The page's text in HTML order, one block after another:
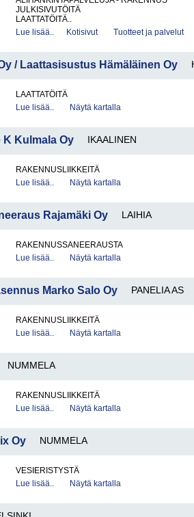
JULKISIVUTÖITÄ
LAATTATÖITÄ..
Lue lisää..
Kotisivut Tuotteet ja palvelut
/ Laattasisustus Hämäläinen Oy
LAATTATÖITÄ
Lue lisää..
Näytä kartalla
K Kulmala Oy IKAALINEN
RAKENNUSLIIKKEITÄ
Lue lisää..
Näytä kartalla
Rajamäki Oy LAIHIA
RAKENNUSSANEERAUSTA
Lue lisää..
Näytä kartalla
Marko Salo Oy PANELIA AS
RAKENNUSLIIKKEITÄ
Lue lisää..
Näytä kartalla
NUMMELA
RAKENNUSLIIKKEITÄ
Lue lisää..
Näytä kartalla
Oy NUMMELA
VESIERISTYSTÄ
Lue lisää..
Näytä kartalla